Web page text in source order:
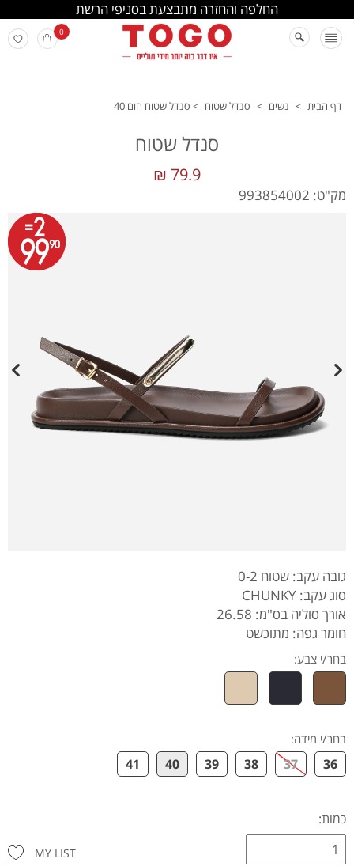
החלפה והחזרה מתבצעת בסניפי הרשת
0
דף הבית > נשים > סנדל שטוח > סנדל שטוח חום 40
סנדל שטוח
79.9 ₪
מק"ט: 993854002
גובה עקב: שטוח 0-2
סוג עקב: CHUNKY
אורך סוליה בס"מ: 26.58
חומר גפה: מתוכשט
בחר/י צבע:
בחר/י מידה:
36
37
38
39
40
41
כמות:
MY LIST